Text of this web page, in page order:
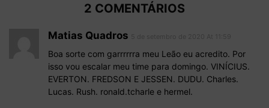
2 COMENTÁRIOS
Matias Quadros
Boa sorte com garrrrrra meu Leão eu acredito. Por
isso vou escalar meu time para domingo. VINÍCIUS.
EVERTON. FREDSON E JESSEN. DUDU. Charles.
Lucas. Rush. ronald.tcharle e hermel.